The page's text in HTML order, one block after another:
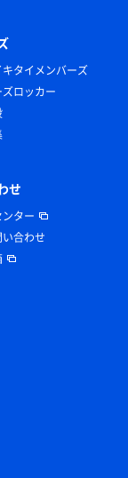
タイメンバーズ
ロッカー
せ
ター
合わせ